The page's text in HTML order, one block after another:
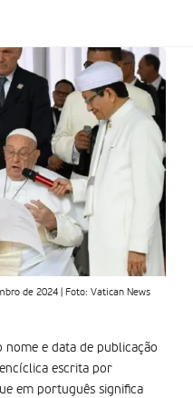
de 2024 | Foto: Vatican News
nome e data de publicação
escrita por
em português significa